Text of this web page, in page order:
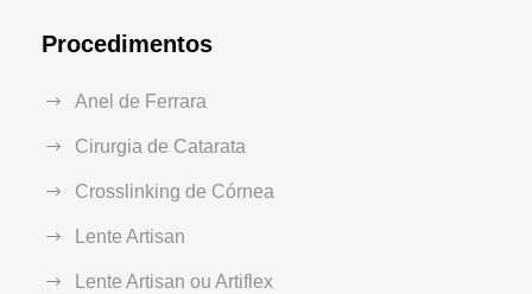
Procedimentos
Anel de Ferrara
Cirurgia de Catarata
Crosslinking de Córnea
Lente Artisan
Lente Artisan ou Artiflex